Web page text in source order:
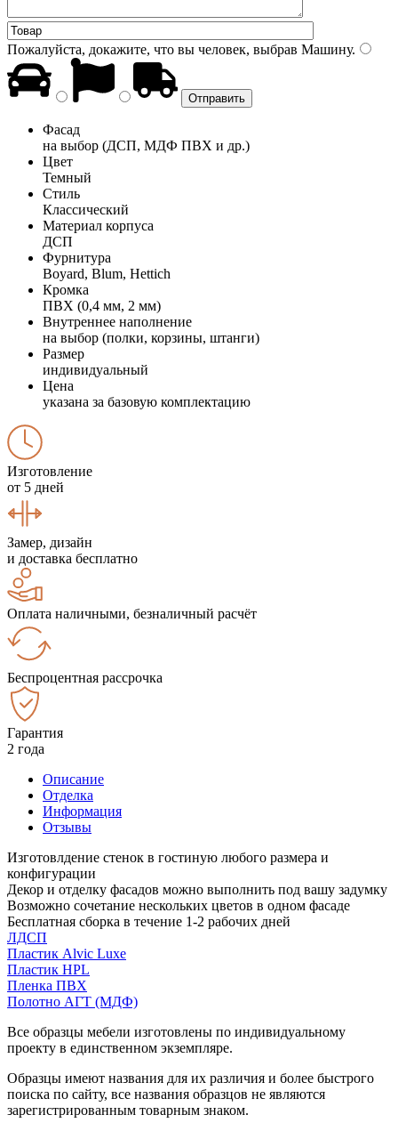
Пожалуйста, докажите, что вы человек, выбрав Машину.
Фасад
на выбор (ДСП, МДФ ПВХ и др.)
Цвет
Темный
Стиль
Классический
Материал корпуса
ДСП
Фурнитура
Boyard, Blum, Hettich
Кромка
ПВХ (0,4 мм, 2 мм)
Внутреннее наполнение
на выбор (полки, корзины, штанги)
Размер
индивидуальный
Цена
указана за базовую комплектацию
Изготовление
от 5 дней
Замер, дизайн
и доставка бесплатно
Оплата наличными, безналичный расчёт
Беспроцентная рассрочка
Гарантия
2 года
Описание
Отделка
Информация
Отзывы
Изготовлдение стенок в гостиную любого размера и
конфигурации
Декор и отделку фасадов можно выполнить под вашу задумку
Возможно сочетание нескольких цветов в одном фасаде
Бесплатная сборка в течение 1-2 рабочих дней
ЛДСП
Пластик Alvic Luxe
Пластик HPL
Пленка ПВХ
Полотно АГТ (МДФ)
Все образцы мебели изготовлены по индивидуальному
проекту в единственном экземпляре.
Образцы имеют названия для их различия и более быстрого
поиска по сайту, все названия образцов не являются
зарегистрированным товарным знаком.